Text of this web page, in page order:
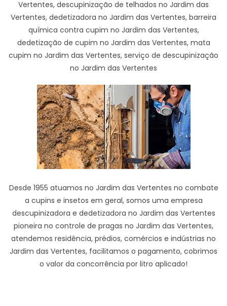
Vertentes, descupinização de telhados no Jardim das
Vertentes, dedetizadora no Jardim das Vertentes, barreira
química contra cupim no Jardim das Vertentes,
dedetização de cupim no Jardim das Vertentes, mata
cupim no Jardim das Vertentes, serviço de descupinização
no Jardim das Vertentes
Desde 1955 atuamos no Jardim das Vertentes no combate
a cupins e insetos em geral, somos uma empresa
descupinizadora e dedetizadora no Jardim das Vertentes
pioneira no controle de pragas no Jardim das Vertentes,
atendemos residência, prédios, comércios e indústrias no
Jardim das Vertentes, facilitamos o pagamento, cobrimos
o valor da concorrência por litro aplicado!